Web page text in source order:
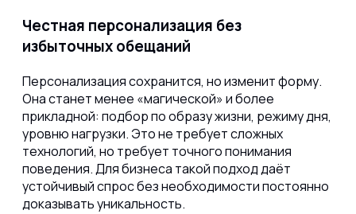
Честная персонализация без
избыточных обещаний
Персонализация сохранится, но изменит форму.
Она станет менее «магической» и более
прикладной: подбор по образу жизни, режиму дня,
уровню нагрузки. Это не требует сложных
технологий, но требует точного понимания
поведения. Для бизнеса такой подход даёт
устойчивый спрос без необходимости постоянно
доказывать уникальность.